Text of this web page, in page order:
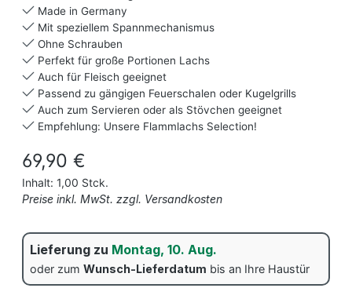
Made in Germany
Mit speziellem Spannmechanismus
Ohne Schrauben
Perfekt für große Portionen Lachs
Auch für Fleisch geeignet
Passend zu gängigen Feuerschalen oder Kugelgrills
Auch zum Servieren oder als Stövchen geeignet
Empfehlung: Unsere Flammlachs Selection!
Regulärer Preis:
69,90 €
Inhalt: 1,00 Stck.
Preise inkl. MwSt. zzgl. Versandkosten
Lieferung zu Montag, 10. Aug.
oder zum Wunsch-Lieferdatum bis an Ihre Haustür